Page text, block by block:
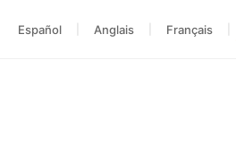
Français
Anglais
Español